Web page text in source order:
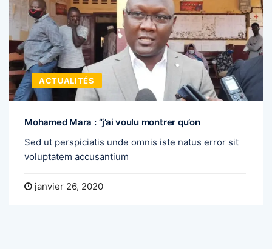
ACTUALITÉS
Mohamed Mara : “j’ai voulu montrer qu’on
Sed ut perspiciatis unde omnis iste natus error sit
voluptatem accusantium
janvier 26, 2020